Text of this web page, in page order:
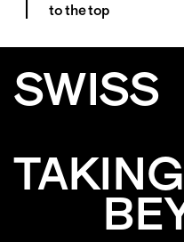
to the top
SWISS